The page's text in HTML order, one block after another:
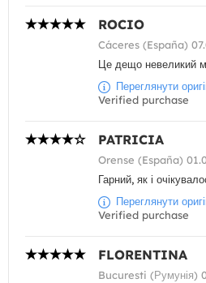
ROCIO
Cáceres (España)
Це дещо невеликий
Переглянути
Verified purchase
PATRICIA
Orense (España)
Гарний, як і
Переглянути
Verified purchase
FLORENTINA
Bucuresti (Румунія)